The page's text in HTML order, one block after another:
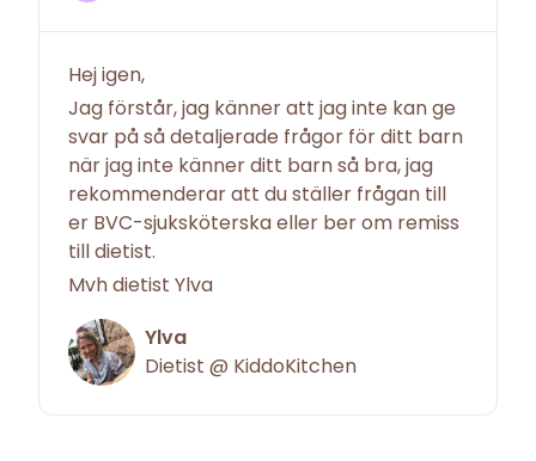
Hej igen,
Jag förstår, jag känner att jag inte kan ge
svar på så detaljerade frågor för ditt barn
när jag inte känner ditt barn så bra, jag
rekommenderar att du ställer frågan till
er BVC-sjuksköterska eller ber om remiss
till dietist.
Mvh dietist Ylva
Ylva
Dietist @ KiddoKitchen